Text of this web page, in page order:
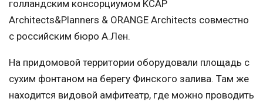
голландским консорциумом KCAP
Architects&Planners & ORANGE Architects совместно
с российским бюро А.Лен.
На придомовой территории оборудовали площадь с
сухим фонтаном на берегу Финского залива. Там же
находится видовой амфитеатр, где можно проводить